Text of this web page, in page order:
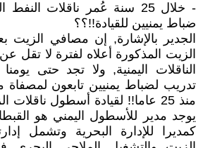
- خلال 25 سنة عُمر ناقلات
ضباط يمنيين للقيادة!!؟؟
الجدير بالإشارة, إن مصافي الزيت
الناقلات اليمنية, ولا تجد حتى
تدريب لضباط يمنيين تابعون لمصفاة
منذ 25 عاما!! لقيادة أسطول
يوجد مدير للأسطول اليمني هو
كمديرا للإدارة البحرية وتشمل